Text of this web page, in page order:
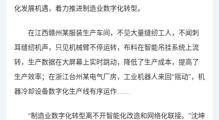
化发展机遇，着力推进制造业数字化转型。
在江西赣州某服装生产车间，不见大量缝纫工人，不闻刺
耳缝纫机声，只见机械臂不停运转，布料在智能吊挂系统上流
转，生产数据在大屏幕上实时跳动，降低了生产成本，提高了
生产效率；在浙江台州某电气厂房，工业机器人来回“摇动”，机
器冷却设备数字化生产线有序运作……
“制造业数字化转型离不开智能化改造和网络化联接。”沈坤